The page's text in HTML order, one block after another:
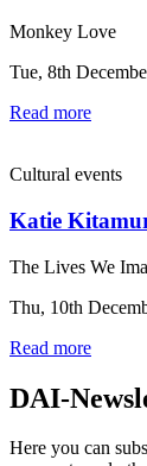
Monkey Love
Tue, 8th
Read more
Cultural events
Katie
The Lives We
Thu, 10th
Read more
DAI-
Here you can